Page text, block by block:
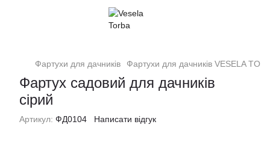
Фартухи для дачників Фартухи для дачників VESELA
Фартух садовий для дачників
сірий
Артикул: ФД0104 Написати відгук